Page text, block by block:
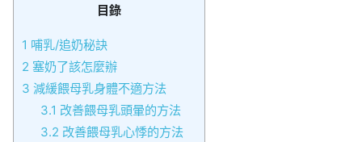
目錄
1 哺乳/追奶秘訣
2 塞奶了該怎麼辦
3 減緩餵母乳身體不適方法
3.1 改善餵母乳頭暈的方法
3.2 改善餵母乳心悸的方法